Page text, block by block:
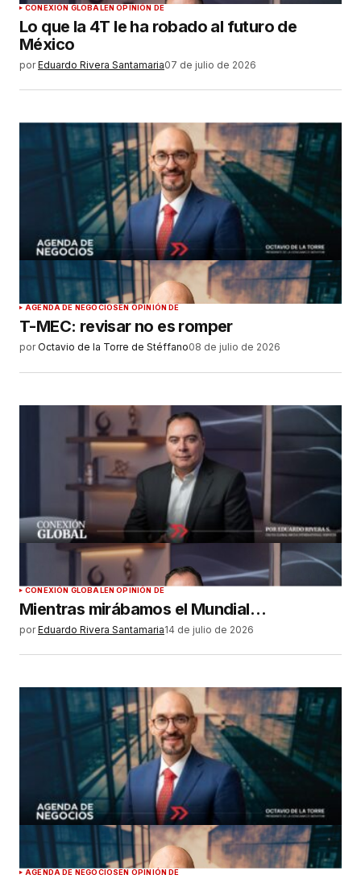
CONEXIÓN GLOBALEN OPINIÓN DE
Lo que la 4T le ha robado al futuro de
México
por Eduardo Rivera Santamaria07 de julio de 2026
AGENDA DE NEGOCIOSEN OPINIÓN DE
T-MEC: revisar no es romper
por Octavio de la Torre de Stéffano08 de julio de 2026
CONEXIÓN GLOBALEN OPINIÓN DE
Mientras mirábamos el Mundial…
por Eduardo Rivera Santamaria14 de julio de 2026
AGENDA DE NEGOCIOSEN OPINIÓN DE